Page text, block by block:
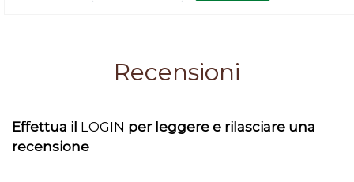
Recensioni
Effettua il LOGIN per leggere e rilasciare una
recensione